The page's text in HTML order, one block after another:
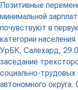
Позитивные
минимальной
почувствуют в
категории населения
УрБК, Салехард,
заседание
социально-
автономного